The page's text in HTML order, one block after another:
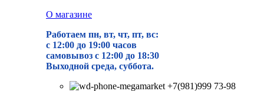
О магазине
Работаем пн, вт, чт, пт, вс:
с 12:00 до 19:00 часов
самовывоз с 12:00 до 18:30
Выходной среда, суббота.
+7(981)999 73-98